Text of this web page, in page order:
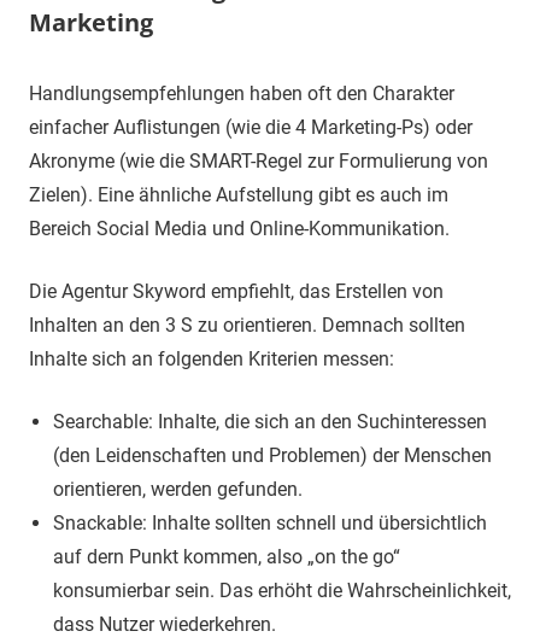
Marketing
25.
August
2019
terminal-
y
Sapere
aude
Handlungsempfehlungen haben oft den Charakter
einfacher Auflistungen (wie die 4 Marketing-Ps) oder
Akronyme (wie die SMART-Regel zur Formulierung von
Zielen). Eine ähnliche Aufstellung gibt es auch im
Bereich Social Media und Online-Kommunikation.
Die Agentur Skyword empfiehlt, das Erstellen von
Inhalten an den 3 S zu orientieren. Demnach sollten
Inhalte sich an folgenden Kriterien messen:
Searchable: Inhalte, die sich an den Suchinteressen
(den Leidenschaften und Problemen) der Menschen
orientieren, werden gefunden.
Snackable: Inhalte sollten schnell und übersichtlich
auf dern Punkt kommen, also „on the go“
konsumierbar sein. Das erhöht die Wahrscheinlichkeit,
dass Nutzer wiederkehren.